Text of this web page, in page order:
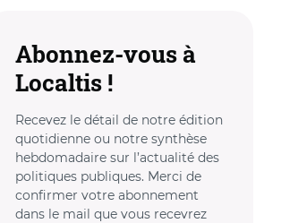
Abonnez-vous à
Localtis !
Recevez le détail de notre édition
quotidienne ou notre synthèse
hebdomadaire sur l’actualité des
politiques publiques. Merci de
confirmer votre abonnement
dans le mail que vous recevrez